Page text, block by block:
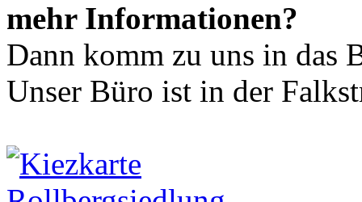
mehr Informationen?
Dann komm zu uns in das
Unser Büro ist in der